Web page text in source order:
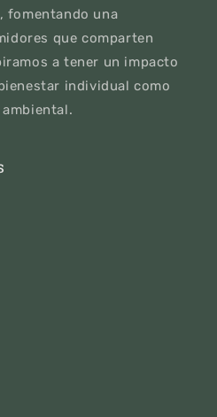
fomentando una
que comparten
a tener un impacto
individual como